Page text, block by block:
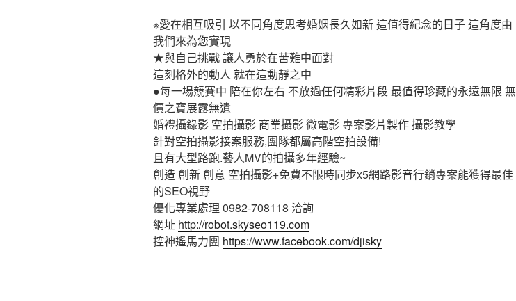
※愛在相互吸引 以不同角度思考婚姻長久如新 這值得紀念的日子 這角度由
我們來為您實現
★與自己挑戰 讓人勇於在苦難中面對
這刻格外的動人 就在這動靜之中
●每一場競賽中 陪在你左右 不放過任何精彩片段 最值得珍藏的永遠無限 無
價之寶展露無遺
婚禮攝錄影 空拍攝影 商業攝影 微電影 專案影片製作 攝影教學
針對空拍攝影接案服務,團隊都屬高階空拍設備!
且有大型路跑.藝人MV的拍攝多年經驗~
創造 創新 創意 空拍攝影+免費不限時同步x5網路影音行銷專案能獲得最佳
的SEO視野
優化專業處理 0982-708118 洽詢
網址 http://robot.skyseo119.com
控神遙馬力團 https://www.facebook.com/djisky